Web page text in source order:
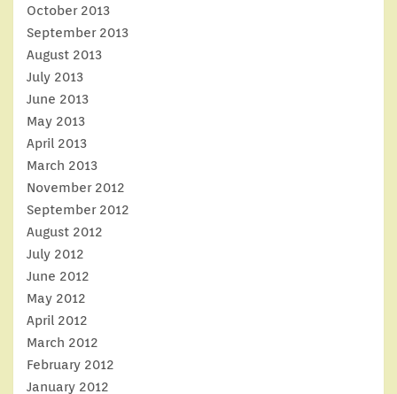
October 2013
September 2013
August 2013
July 2013
June 2013
May 2013
April 2013
March 2013
November 2012
September 2012
August 2012
July 2012
June 2012
May 2012
April 2012
March 2012
February 2012
January 2012